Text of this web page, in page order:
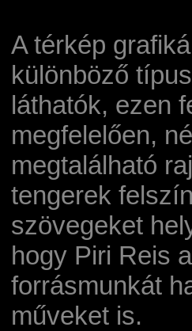
A térkép
különböző
láthatók, ezen
megfelelően,
megtalálható
tengerek
szövegeket
hogy Piri Reis
forrásmunkát
műveket is.